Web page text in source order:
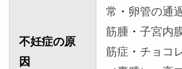
不妊症の原
因
常 ・ 卵管の通
筋腫 ・ 子宮内
筋症 ・ チョコ